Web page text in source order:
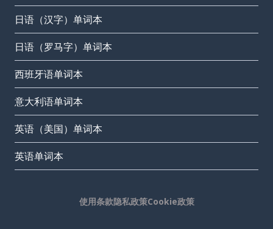
日语（汉字）单词本
日语（罗马字）单词本
西班牙语单词本
意大利语单词本
英语（美国）单词本
英语单词本
使用条款隐私政策Cookie政策